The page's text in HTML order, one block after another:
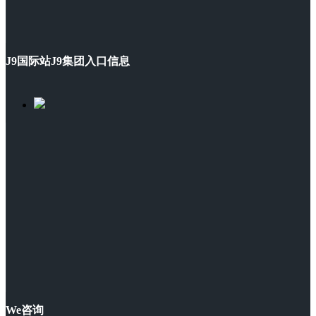
J9国际站J9集团入口信息
We咨询